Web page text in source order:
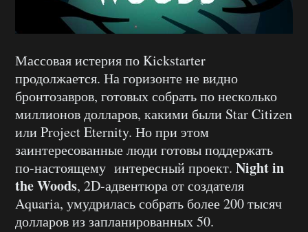
Массовая истерия по Kickstarter
продолжается. На горизонте не видно
бронтозавров, готовых собрать по несколько
миллионов долларов, какими были Star Citizen
или Project Eternity. Но при этом
заинтересованные люди готовы поддержать
по-настоящему интересный проект. Night in
the Woods, 2D-адвентюра от создателя
Aquaria, умудрилась собрать более 200 тысяч
долларов из запланированных 50.